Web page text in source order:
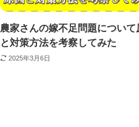
農家さんの嫁不足問題について
と対策方法を考察してみた
2025年3月6日